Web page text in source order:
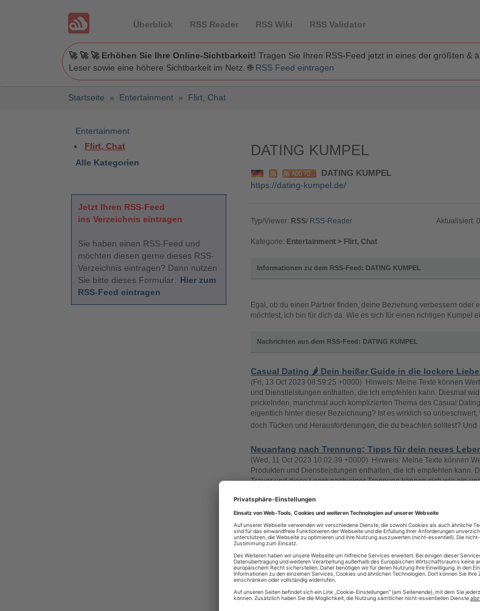
Überblick RSS Reader RSS Wiki RSS Validator
🚀 🚀 🚀 Erhöhen Sie Ihre Online-Sichtbarkeit! Tragen Sie Ihren RSS-Feed jetzt in eines der größten &
Leser sowie eine höhere Sichtbarkeit im Netz. 🌐 RSS Feed eintragen
Startseite » Entertainment » Flirt, Chat
Entertainment
Flirt, Chat
Alle Kategorien
Jetzt Ihren RSS-Feed
ins Verzeichnis eintragen
Sie haben einen RSS-Feed und
möchten diesen gerne dieses RSS-
Verzeichnis eintragen? Dann nutzen
Sie bitte dieses Formular: Hier zum
RSS-Feed eintragen
DATING KUMPEL
DATING KUMPEL
https://dating-kumpel.de/
Typ/Viewer: RSS/ RSS-Reader Aktualisiert:
Kategorie: Entertainment > Flirt, Chat
Informationen zu dem RSS-Feed: DATING KUMPEL
Egal, ob du einen Partner finden, deine Beziehung verbessern oder
möchtest, ich bin für dich da. Wie es sich für einen richtigen Kumpel
Nachrichten aus dem RSS-Feed: DATING KUMPEL
Casual Dating 🌶️ Dein heißer Guide in die lockere
(Fri, 13 Oct 2023 08:59:25 +0000) Hinweis: Meine Texte können
und Dienstleistungen enthalten, die ich empfehlen kann. Diesmal
prickelnden, manchmal auch komplizierten Thema des Casual
eigentlich hinter dieser Bezeichnung? Ist es wirklich so
doch Tücken und Herausforderungen, die du beachten solltest? Und
Neuanfang nach Trennung: Tipps für dein neues
(Wed, 11 Oct 2023 10:02:39 +0000) Hinweis: Meine Texte können
Produkten und Dienstleistungen enthalten, die ich empfehlen kann.
Trauer und diese Leere nach einer Trennung können sich wie ein
einen klaren, erneuerten Himmel. 🌤️ Dein „Neuanfang nach
Online Dating ❤️ – Der Guide für vielbeschäftigte
(Tue, 10 Oct 2023 07:28:23 +0000) Hinweis: Meine Texte können
und Dienstleistungen enthalten, die ich empfehlen kann. Im
Meetings und Deadlines bleibt oft wenig Raum für Romantik, nicht
bei mir so. Auch ich war lange Zeit Single und hatte einfach keine
Dates mit unpassenden Menschen. … Online Dating ❤️ – D... [